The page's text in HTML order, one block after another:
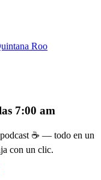
Roo
7:00 am
☕ — todo en un
con un clic.